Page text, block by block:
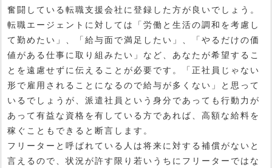
奮闘している転職支援会社に登録した方が良いでしょう。
転職エージェントに対しては「労働と生活の調和を考慮し
て勤めたい」、「給与面で満足したい」、「やるだけの価
値がある仕事に取り組みたい」など、あなたが希望するこ
とを遠慮せずに伝えることが必要です。「正社員じゃない
形で雇用されることになるので給与が多くない」と思って
いるでしょうが、派遣社員という身分であっても行動力が
あって有益な資格を有している方であれば、高額な給料を
稼ぐこともできると断言します。
フリーターと呼ばれている人は将来に対する補償がないと
言えるので、状況が許す限り若いうちにフリーターではな